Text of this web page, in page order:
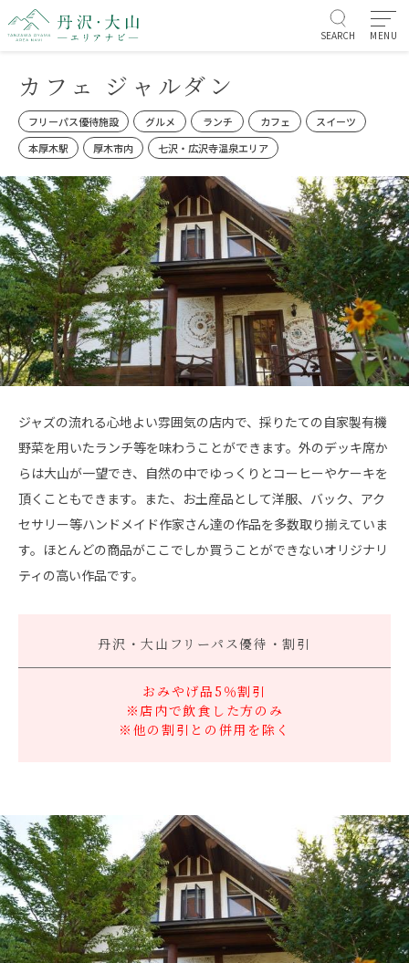
SEARCH MENU
カフェ ジャルダン
フリーパス優待施設 グルメ ランチ カフェ
スイーツ
本厚木駅
厚木市内 七沢・広沢寺温泉エリア
ジャズの流れる心地よい雰囲気の店内で、採りたての自家製有機
野菜を用いたランチ等を味わうことができます。外のデッキ席か
らは大山が一望でき、自然の中でゆっくりとコーヒーやケーキを
頂くこともできます。また、お土産品として洋服、バック、アク
セサリー等ハンドメイド作家さん達の作品を多数取り揃えていま
す。ほとんどの商品がここでしか買うことができないオリジナリ
ティの高い作品です。
丹沢・大山フリーパス優待・割引
おみやげ品5％割引
※店内で飲食した方のみ
※他の割引との併用を除く